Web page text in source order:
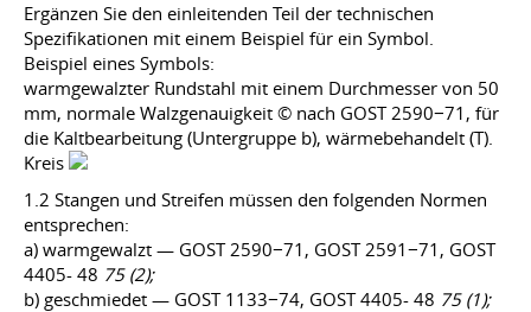
Ergänzen Sie den einleitenden Teil der technischen
Spezifikationen mit einem Beispiel für ein Symbol.
Beispiel eines Symbols:
warmgewalzter Rundstahl mit einem Durchmesser von 50
mm, normale Walzgenauigkeit © nach GOST 2590−71, für
die Kaltbearbeitung (Untergruppe b), wärmebehandelt (T).
Kreis
1.2 Stangen und Streifen müssen den folgenden Normen
entsprechen:
a) warmgewalzt — GOST 2590−71, GOST 2591−71, GOST
4405- 48 75 (2);
b) geschmiedet — GOST 1133−74, GOST 4405- 48 75 (1);